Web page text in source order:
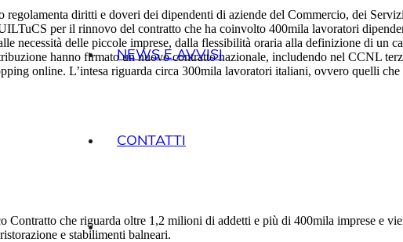
NEWS E AVVISI
CONTATTI
diritti e doveri dei dipendenti di aziende del Commercio, dei
per il rinnovo del contratto che ha coinvolto 400mila lavoratori
necessità delle piccole imprese, dalla flessibilità oraria alla definizione di un
hanno firmato un nuovo contratto nazionale, includendo nel CCNL
online. L’intesa riguarda circa 300mila lavoratori italiani, ovvero quelli
Contratto che riguarda oltre 1,2 milioni di addetti e più di 400mila imprese e
e stabilimenti balneari.